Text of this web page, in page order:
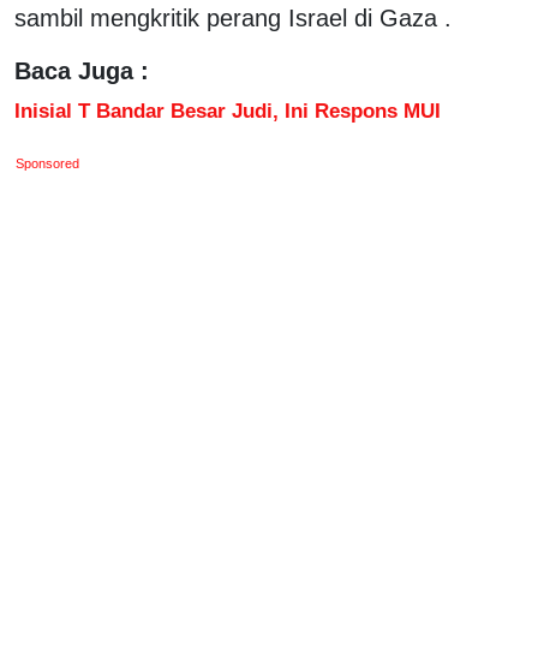
sambil mengkritik perang Israel di Gaza .
Baca Juga :
Inisial T Bandar Besar Judi, Ini Respons MUI
Sponsored